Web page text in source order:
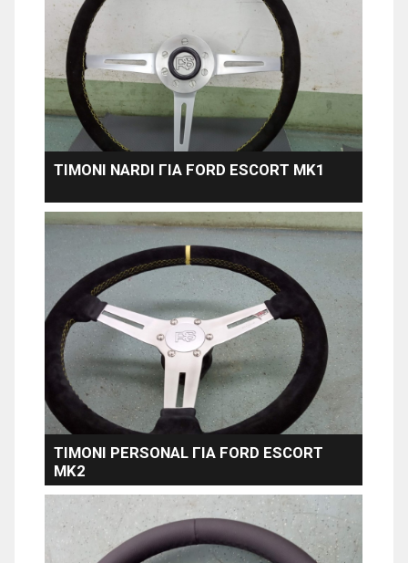
TIMONI NARDI ΓΙΑ FORD ESCORT MK1
TIMONI PERSONAL ΓΙΑ FORD ESCORT
MK2